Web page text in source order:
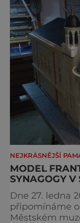
NEJKRÁSNĚJŠÍ
MODEL
SYNAGOGY V
Dne 27. ledna
připomínáme
Městském